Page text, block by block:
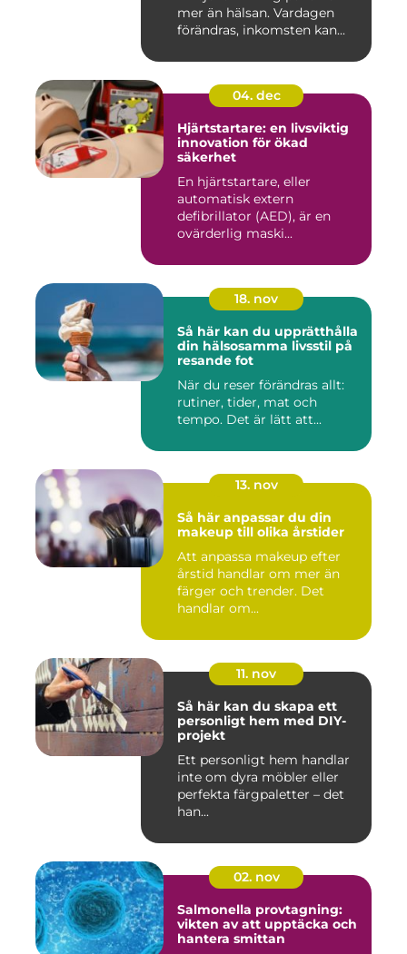
mer än hälsan. Vardagen
förändras, inkomsten kan...
04. dec
Hjärtstartare: en livsviktig
innovation för ökad
säkerhet
En hjärtstartare, eller
automatisk extern
defibrillator (AED), är en
ovärderlig maski...
18. nov
Så här kan du upprätthålla
din hälsosamma livsstil på
resande fot
När du reser förändras allt:
rutiner, tider, mat och
tempo. Det är lätt att...
13. nov
Så här anpassar du din
makeup till olika årstider
Att anpassa makeup efter
årstid handlar om mer än
färger och trender. Det
handlar om...
11. nov
Så här kan du skapa ett
personligt hem med DIY-
projekt
Ett personligt hem handlar
inte om dyra möbler eller
perfekta färgpaletter – det
han...
02. nov
Salmonella provtagning:
vikten av att upptäcka och
hantera smittan